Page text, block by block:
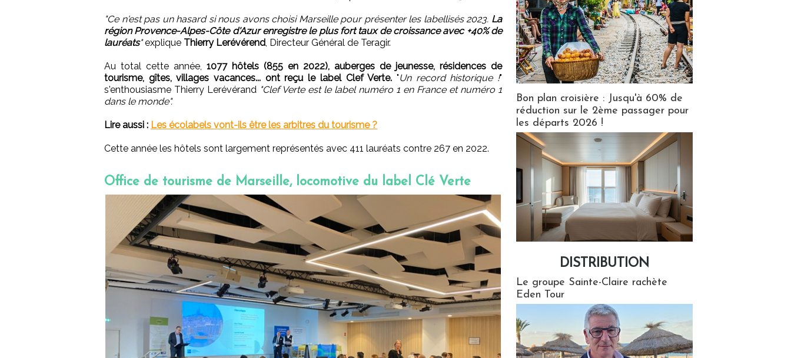
"Ce n'est pas un hasard si nous avons choisi Marseille pour présenter les labellisés 2023. La
région Provence-Alpes-Côte d'Azur enregistre le plus fort taux de croissance avec +40% de
lauréats"explique Thierry Lerévérend, Directeur Général de Teragir.
Au total cette année, 1077 hôtels (855 en 2022), auberges de jeunesse, résidences de
tourisme, gîtes, villages vacances... ont reçu le label Clef Verte. "Un record historique !"
s'enthousiasme Thierry Lerévérand "Clef Verte est le label numéro 1 en France et numéro 1
dans le monde".
Lire aussi : Les écolabels vont-ils être les arbitres du tourisme ?
Cette année les hôtels sont largement représentés avec 411 lauréats contre 267 en 2022.
Office de tourisme de Marseille, locomotive du label Clé Verte
Bon plan croisière : Jusqu'à 60% de
réduction sur le 2ème passager pour
les départs 2026 !
DISTRIBUTION
Le groupe Sainte-Claire rachète
Eden Tour